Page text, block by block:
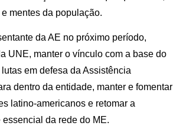
mentes da população.
da AE no próximo período,
UNE, manter o vínculo com a base do
em defesa da Assistência
dentro da entidade, manter e fomentar
latino-americanos e retomar a
da rede do ME.